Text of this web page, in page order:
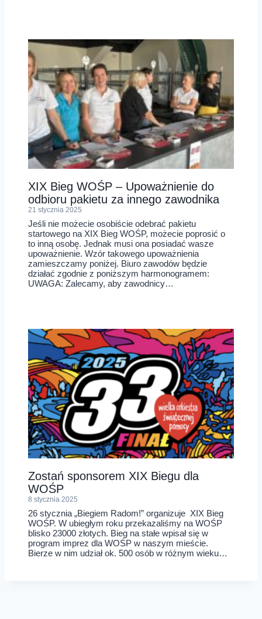
XIX Bieg WOŚP – Upoważnienie do
odbioru pakietu za innego zawodnika
21 stycznia 2025
Jeśli nie możecie osobiście odebrać pakietu
startowego na XIX Bieg WOŚP, możecie poprosić o
to inną osobę. Jednak musi ona posiadać wasze
upoważnienie. Wzór takowego upoważnienia
zamieszczamy poniżej. Biuro zawodów będzie
działać zgodnie z poniższym harmonogramem:
UWAGA: Zalecamy, aby zawodnicy…
Zostań sponsorem XIX Biegu dla
WOŚP
8 stycznia 2025
26 stycznia „Biegiem Radom!” organizuje XIX Bieg
WOŚP. W ubiegłym roku przekazaliśmy na WOŚP
blisko 23000 złotych. Bieg na stałe wpisał się w
program imprez dla WOŚP w naszym mieście.
Bierze w nim udział ok. 500 osób w różnym wieku…